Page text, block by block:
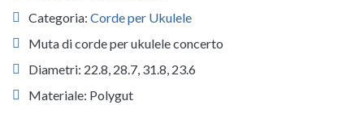
Categoria: Corde per Ukulele
Muta di corde per ukulele concerto
Diametri: 22.8, 28.7, 31.8, 23.6
Materiale: Polygut